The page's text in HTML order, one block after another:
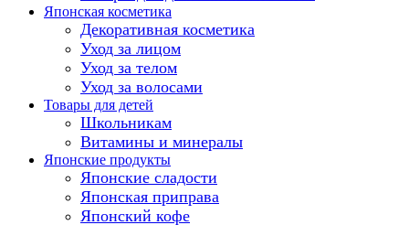
Японская косметика
Декоративная косметика
Уход за лицом
Уход за телом
Уход за волосами
Товары для детей
Школьникам
Витамины и минералы
Японские продукты
Японские сладости
Японская приправа
Японский кофе